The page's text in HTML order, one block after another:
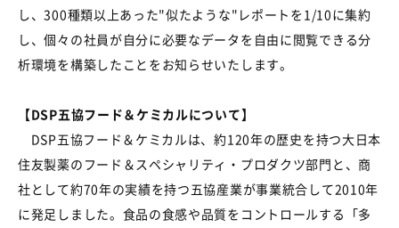
し、300種類以上あった"似たような"レポートを1/10に集約
し、個々の社員が自分に必要なデータを自由に閲覧できる分
析環境を構築したことをお知らせいたします。
【DSP五協フード＆ケミカルについて】
DSP五協フード＆ケミカルは、約120年の歴史を持つ大日本
住友製薬のフード＆スペシャリティ・プロダクツ部門と、商
社として約70年の実績を持つ五協産業が事業統合して2010年
に発足しました。食品の食感や品質をコントロールする「多